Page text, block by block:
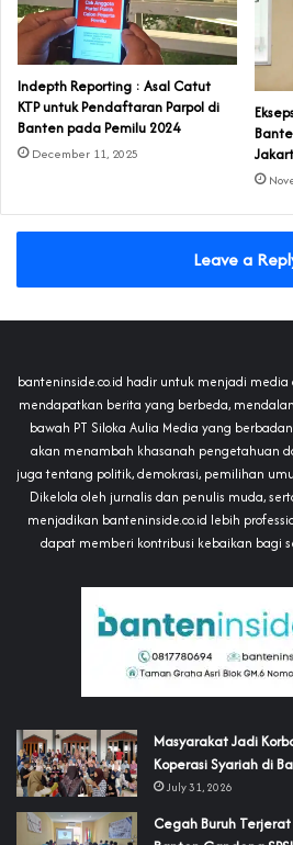
Indepth Reporting : Asal Catut
KTP untuk Pendaftaran Parpol di
Banten pada Pemilu 2024
December 11, 2025
Leave a
banteninside.co.id hadir untuk menjadi
mendapatkan berita yang berbeda,
bawah PT Siloka Aulia Media yang
akan menambah khasanah pengetahuan
juga tentang politik, demokrasi, pemilihan
Dikelola oleh jurnalis dan penulis muda,
menjadikan banteninside.co.id lebih
dapat memberi kontribusi kebaikan bagi
‎Masyarakat Jadi
Koperasi Syariah di
July 31, 2026
Cegah Buruh